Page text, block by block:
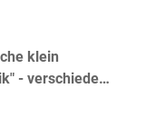
klein
- verschiedene